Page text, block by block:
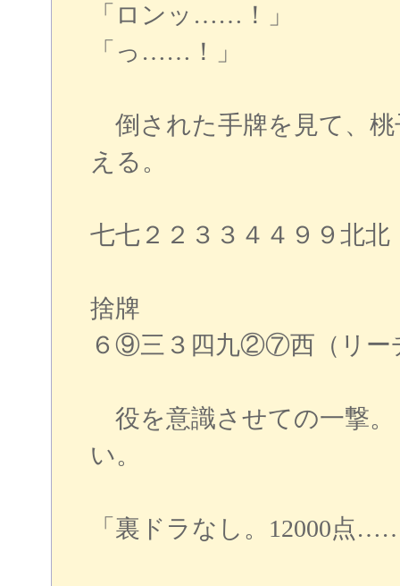
「ロンッ……！」
「っ……！」
倒された手牌を見て、
える。
七七２２３３４４９９北
捨牌
６⑨三３四九②⑦西（リー
役を意識させての一撃
い。
「裏ドラなし。12000点